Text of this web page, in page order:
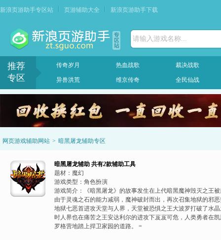
新浪页游助手专区站 页游辅助大全 新浪页游助手下载
请输入游戏名称...
推荐
专区
传奇岁月 热血战歌 裁决战歌
异兽洪荒 维京传奇 全民仙战
网页游戏辅助网站 > 暗黑屠龙辅助专区
暗黑屠龙辅助 共有2款辅助工具
题材： 魔幻
游戏类型： 角色扮演
游戏简介：
《暗黑屠龙》的故事发生在上代暗黑魔神毁灭之王
由于灵魂之石的能力减弱，魔神破封而出，再次召集地狱的邪
地狱七恶首进攻天堂与人界，天堂被恐惧之王大波罗打破了水
时人界也在痛苦之王安达利尔的进攻下岌岌可危，人类勇者在
罗格营地踏上捍卫家园的道路。 =